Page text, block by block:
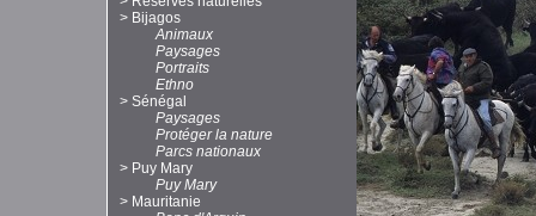
> Bijagos
Animaux
Paysages
Portraits
Ethno
> Sénégal
Paysages
Protéger la nature
Parcs nationaux
> Puy Mary
Puy Mary
> Mauritanie